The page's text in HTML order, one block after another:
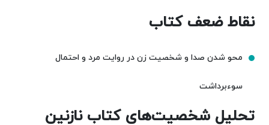
نقاط ضعف کتاب
محو شدن صدا و شخصیت زن در روایت مرد و احتمال
سوءبرداشت
تحلیل شخصیت‌های کتاب نازنین